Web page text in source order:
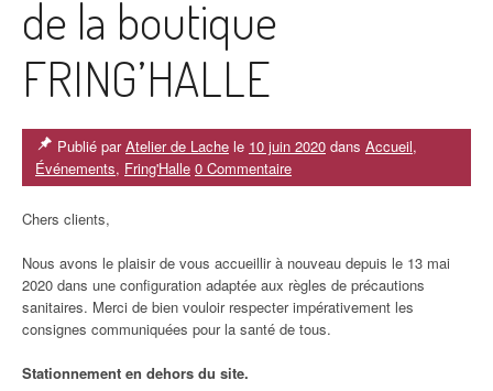
de la boutique
FRING’HALLE
Publié parAtelier de Lache le 10 juin 2020 dans Accueil,
Événements, Fring'Halle 0 Commentaire
Chers clients,
Nous avons le plaisir de vous accueillir à nouveau depuis le 13 mai
2020 dans une configuration adaptée aux règles de précautions
sanitaires. Merci de bien vouloir respecter impérativement les
consignes communiquées pour la santé de tous.
Stationnement en dehors du site.